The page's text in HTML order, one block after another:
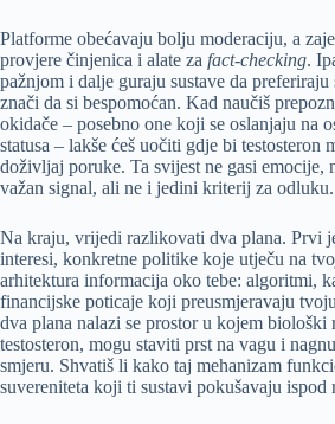
Platforme obećavaju bolju moderaciju, a
provjere činjenica i alate za fact-checking.
pažnjom i dalje guraju sustave da
znači da si bespomoćan. Kad naučiš
okidače – posebno one koji se oslanjaju na
statusa – lakše ćeš uočiti gdje bi testosteron
doživljaj poruke. Ta svijest ne gasi emocije,
važan signal, ali ne i jedini kriterij za odluku.
Na kraju, vrijedi razlikovati dva plana. Prvi
interesi, konkretne politike koje utječu na
arhitektura informacija oko tebe: algoritmi,
financijske poticaje koji preusmjeravaju
dva plana nalazi se prostor u kojem
testosteron, mogu staviti prst na vagu i
smjeru. Shvatiš li kako taj mehanizam
suvereniteta koji ti sustavi pokušavaju ispod